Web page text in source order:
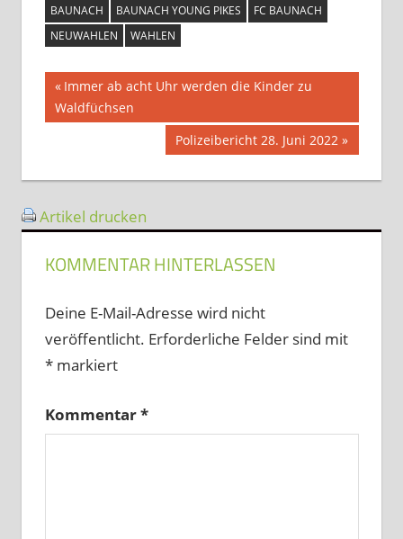
BAUNACH
BAUNACH YOUNG PIKES
FC BAUNACH
NEUWAHLEN
WAHLEN
Beitragsnavigation
Vorheriger
Beitrag:
Immer ab acht Uhr werden die Kinder zu
Waldfüchsen
Nächster
Beitrag:
Polizeibericht 28. Juni 2022
Artikel drucken
KOMMENTAR HINTERLASSEN
Deine E-Mail-Adresse wird nicht
veröffentlicht. Erforderliche Felder sind mit
*markiert
Kommentar*